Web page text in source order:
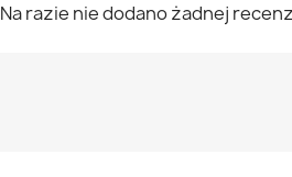
Na razie nie dodano żadnej